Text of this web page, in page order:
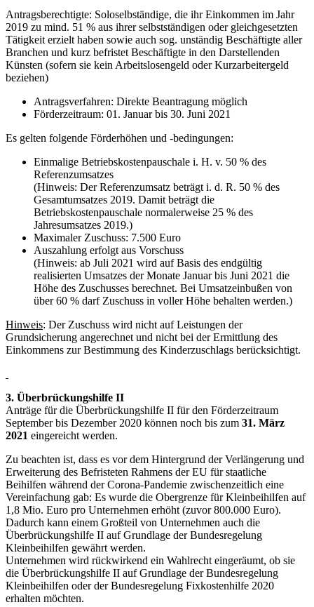
Antragsberechtigte: Soloselbständige, die ihr Einkommen im Jahr
2019 zu mind. 51 % aus ihrer selbstständigen oder gleichgesetzten
Tätigkeit erzielt haben sowie auch sog. unständig Beschäftigte aller
Branchen und kurz befristet Beschäftigte in den Darstellenden
Künsten (sofern sie kein Arbeitslosengeld oder Kurzarbeitergeld
beziehen)
Antragsverfahren: Direkte Beantragung möglich
Förderzeitraum: 01. Januar bis 30. Juni 2021
Es gelten folgende Förderhöhen und -bedingungen:
Einmalige Betriebskostenpauschale i. H. v. 50 % des
Referenzumsatzes
(Hinweis: Der Referenzumsatz beträgt i. d. R. 50 % des
Gesamtumsatzes 2019. Damit beträgt die
Betriebskostenpauschale normalerweise 25 % des
Jahresumsatzes 2019.)
Maximaler Zuschuss: 7.500 Euro
Auszahlung erfolgt aus Vorschuss
(Hinweis: ab Juli 2021 wird auf Basis des endgültig
realisierten Umsatzes der Monate Januar bis Juni 2021 die
Höhe des Zuschusses berechnet. Bei Umsatzeinbußen von
über 60 % darf Zuschuss in voller Höhe behalten werden.)
Hinweis: Der Zuschuss wird nicht auf Leistungen der
Grundsicherung angerechnet und nicht bei der Ermittlung des
Einkommens zur Bestimmung des Kinderzuschlags berücksichtigt.
3. Überbrückungshilfe II
Anträge für die Überbrückungshilfe II für den Förderzeitraum
September bis Dezember 2020 können noch bis zum 31. März
2021 eingereicht werden.
Zu beachten ist, dass es vor dem Hintergrund der Verlängerung und
Erweiterung des Befristeten Rahmens der EU für staatliche
Beihilfen während der Corona-Pandemie zwischenzeitlich eine
Vereinfachung gab: Es wurde die Obergrenze für Kleinbeihilfen auf
1,8 Mio. Euro pro Unternehmen erhöht (zuvor 800.000 Euro).
Dadurch kann einem Großteil von Unternehmen auch die
Überbrückungshilfe II auf Grundlage der Bundesregelung
Kleinbeihilfen gewährt werden.
Unternehmen wird rückwirkend ein Wahlrecht eingeräumt, ob sie
die Überbrückungshilfe II auf Grundlage der Bundesregelung
Kleinbeihilfen oder der Bundesregelung Fixkostenhilfe 2020
erhalten möchten.